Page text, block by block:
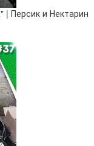
и Нектарин